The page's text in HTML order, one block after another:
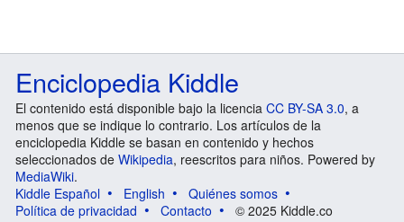
Enciclopedia Kiddle
El contenido está disponible bajo la licencia CC BY-SA 3.0, a
menos que se indique lo contrario. Los artículos de la
enciclopedia Kiddle se basan en contenido y hechos
seleccionados de Wikipedia, reescritos para niños. Powered by
MediaWiki.
Kiddle Español
English
Quiénes somos
Política de privacidad
Contacto © 2025 Kiddle.co